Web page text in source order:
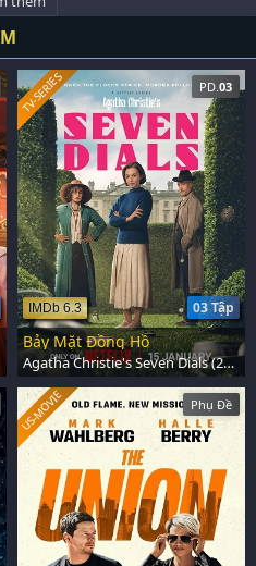
PD. 03
03 Tập
IMDb 6.3
TV-SERIES
Bảy Mặt Đồng Hồ
Agatha Christie's Seven Dials (2026)
Phụ Đề
US-MOVIE